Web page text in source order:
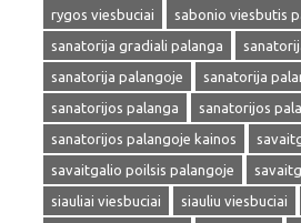
rygos viesbuciai
sabonio viesbutis
sanatorija gradiali palanga
sanatorija palangoje
sanatorija
sanatorijos palanga
sanatorijos
sanatorijos palangoje kainos
savaitgalio poilsis palangoje
siauliai viesbuciai
siauliu viesbuciai